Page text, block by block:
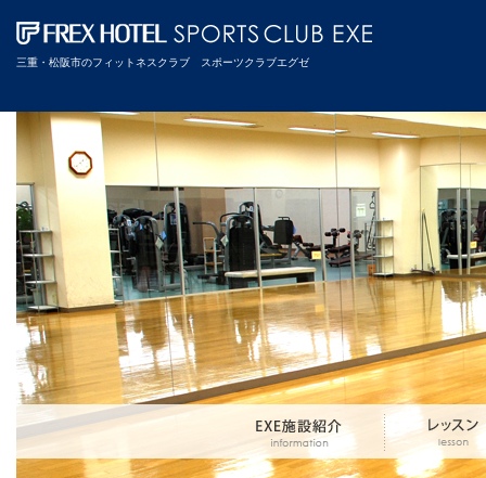
三重・松阪市のフィットネスクラブ スポーツクラブエグゼ